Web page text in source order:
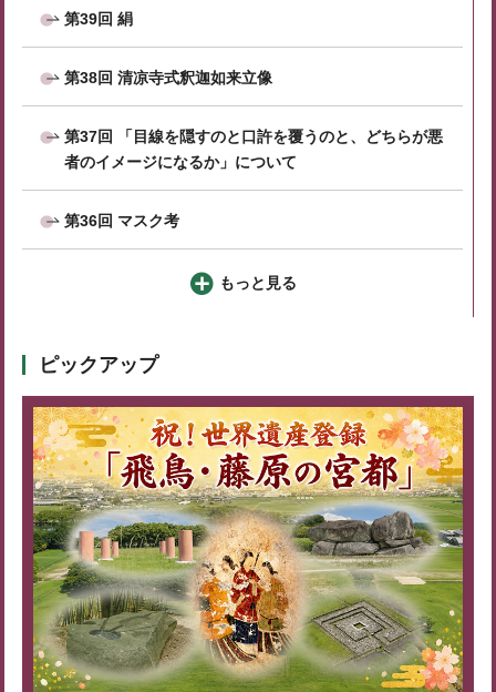
第39回 絹
第38回 清凉寺式釈迦如来立像
第37回 「目線を隠すのと口許を覆うのと、どちらが悪
者のイメージになるか」について
第36回 マスク考
もっと見る
ピックアップ